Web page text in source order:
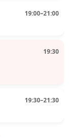
19:00–21:00
19:30
19:30–21:30